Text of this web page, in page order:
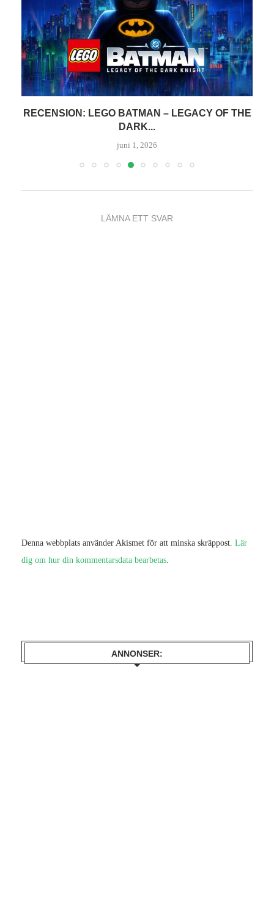
RECENSION: LEGO BATMAN – LEGACY OF THE
DARK...
juni 1, 2026
LÄMNA ETT SVAR
Denna webbplats använder Akismet för att minska skräppost. Lär
dig om hur din kommentarsdata bearbetas
ANNONSER: